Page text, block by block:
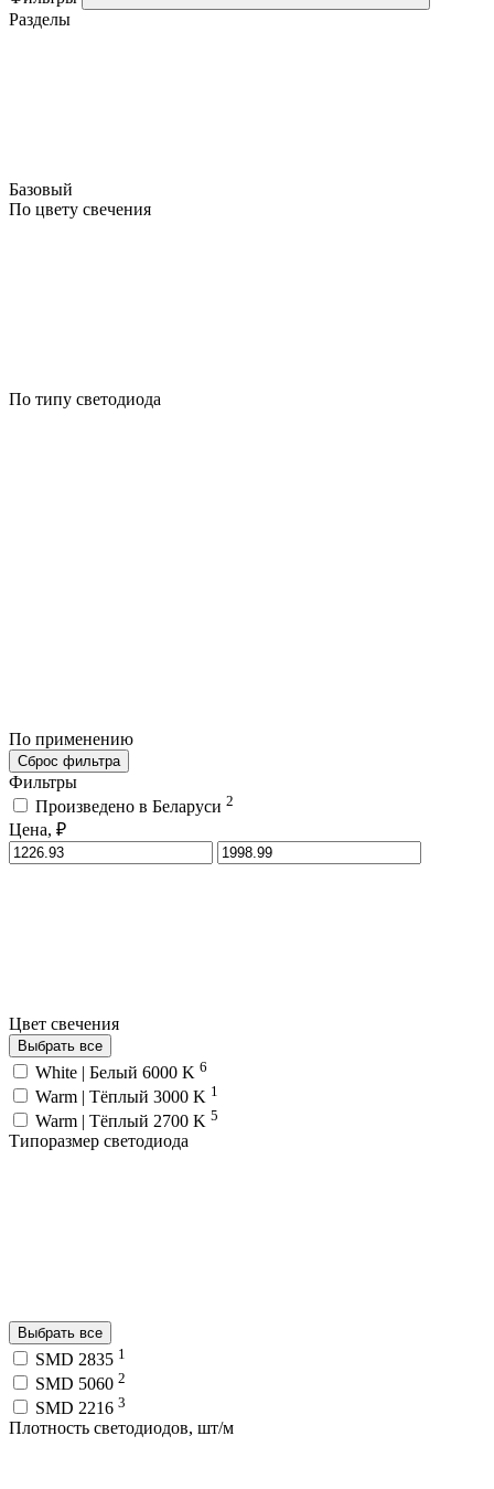
Разделы
Базовый
По цвету свечения
По типу светодиода
По применению
Сброс фильтра
Фильтры
Произведено в Беларуси 2
Цена, ₽
Цвет свечения
Выбрать все
White | Белый 6000 K 6
Warm | Тёплый 3000 K 1
Warm | Тёплый 2700 K 5
Типоразмер светодиода
Выбрать все
SMD 2835 1
SMD 5060 2
SMD 2216 3
Плотность светодиодов, шт/м